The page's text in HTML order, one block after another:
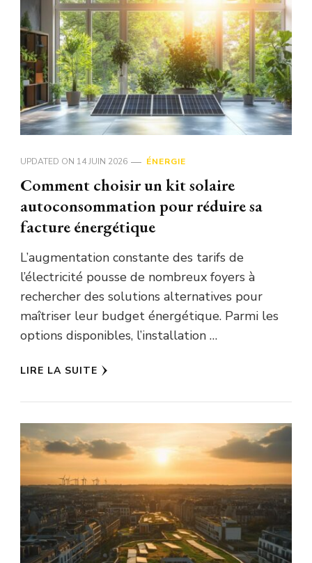
UPDATED ON 14 JUIN 2026 ÉNERGIE
Comment choisir un kit solaire
autoconsommation pour réduire sa
facture énergétique
L’augmentation constante des tarifs de
l’électricité pousse de nombreux foyers à
rechercher des solutions alternatives pour
maîtriser leur budget énergétique. Parmi les
options disponibles, l’installation …
LIRE LA SUITE